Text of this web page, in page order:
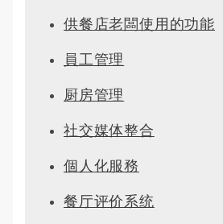
供餐店老闆使用的功能
員工管理
厨房管理
社交媒体整合
個人化服務
餐厅评价系统